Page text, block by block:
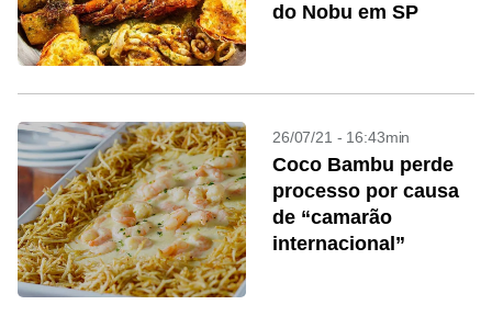
do Nobu em SP
26/07/21 - 16:43min
Coco Bambu perde
processo por causa
de “camarão
internacional”